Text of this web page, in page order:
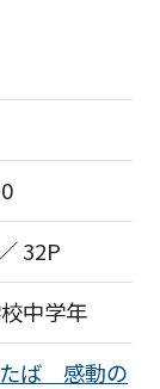
32P
中学年
ば 感動の